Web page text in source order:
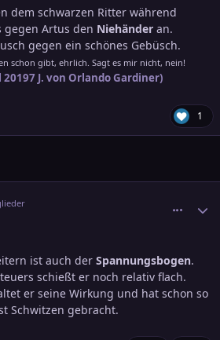
dem schwarzen Ritter während
gegen Artus den Niehänder an.
gegen ein schönes Gebüsch.
schon gibt, ehrlich. Sagt es mir nicht, nein!
20197 J. von Orlando Gardiner)
1
ist auch der Spannungsbogen.
schießt er noch relativ flach.
er seine Wirkung und hat schon so
Schwitzen gebracht.